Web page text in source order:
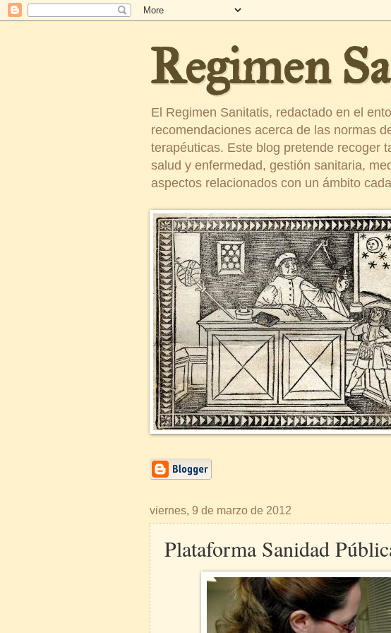
Regimen
El Regimen Sanitatis, redactado en el
recomendaciones acerca de las normas
terapéuticas. Este blog pretende recoger
salud y enfermedad, gestión sanitaria,
aspectos relacionados con un ámbito
viernes, 9 de marzo de 2012
Plataforma Sanidad